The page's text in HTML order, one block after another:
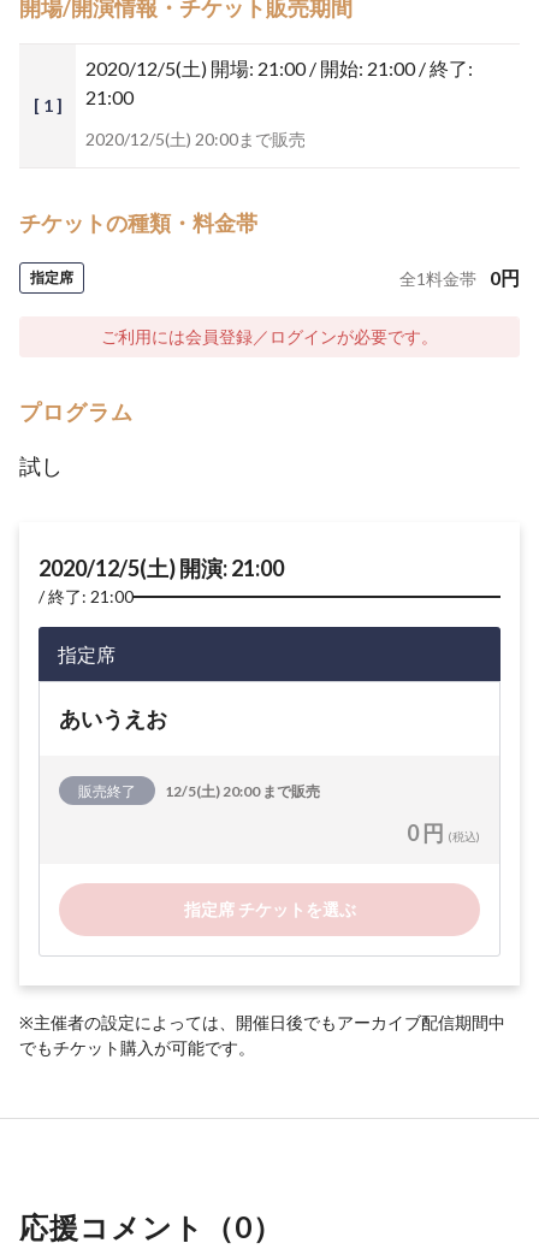
開場/開演情報・チケット販売期間
[ 1 ]
2020/12/5(土) 開場: 21:00 / 開始: 21:00 / 終了:
21:00
2020/12/5(土) 20:00まで販売
チケットの種類・料金帯
指定席 全1料金帯 0円
ご利用には会員登録／ログインが必要です。
プログラム
試し
2020/12/5(土) 開演: 21:00
終了: 21:00
指定席
あいうえお
販売終了 12/5(土) 20:00 まで販売
0 円 (税込)
指定席 チケットを選ぶ
※主催者の設定によっては、開催日後でもアーカイブ配信期間中
でもチケット購入が可能です。
応援コメント（0）